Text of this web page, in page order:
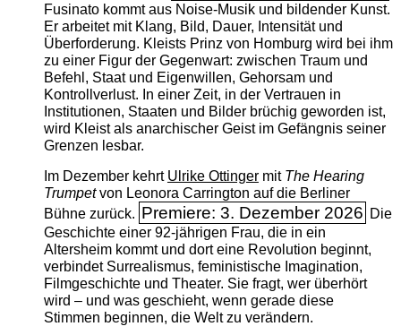
Fusinato kommt aus Noise-Musik und bildender Kunst.
Er arbeitet mit Klang, Bild, Dauer, Intensität und
Überforderung. Kleists Prinz von Homburg wird bei ihm
zu einer Figur der Gegenwart: zwischen Traum und
Befehl, Staat und Eigenwillen, Gehorsam und
Kontrollverlust. In einer Zeit, in der Vertrauen in
Institutionen, Staaten und Bilder brüchig geworden ist,
wird Kleist als anarchischer Geist im Gefängnis seiner
Grenzen lesbar.
Im Dezember kehrt Ulrike Ottingermit The ­Hearing
Trumpetvon Leonora Carrington auf die Berliner
Bühne zurück. Premiere: 3. Dezember 2026 Die
Geschichte einer 92-jährigen Frau, die in ein
Altersheim kommt und dort eine Revolution beginnt,
verbindet Surrealismus, feministische Imagination,
Filmgeschichte und Theater. Sie fragt, wer überhört
wird – und was geschieht, wenn gerade diese
Stimmen beginnen, die Welt zu verändern.